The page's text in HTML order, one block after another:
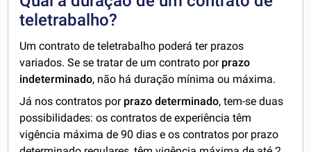
teletrabalho?
Um contrato de teletrabalho poderá ter prazos
variados. Se se tratar de um contrato por prazo
indeterminado, não há duração mínima ou máxima.
Já nos contratos por prazo determinado, tem-se duas
possibilidades: os contratos de experiência têm
vigência máxima de 90 dias e os contratos por prazo